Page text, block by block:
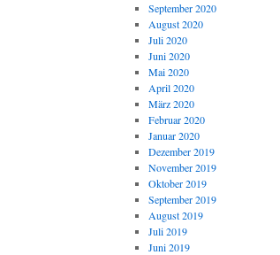
September 2020
August 2020
Juli 2020
Juni 2020
Mai 2020
April 2020
März 2020
Februar 2020
Januar 2020
Dezember 2019
November 2019
Oktober 2019
September 2019
August 2019
Juli 2019
Juni 2019